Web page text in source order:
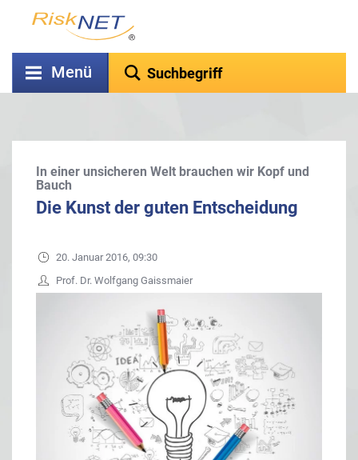
Menü
In einer unsicheren Welt brauchen wir Kopf und
Bauch
Die Kunst der guten Entscheidung
20. Januar 2016, 09:30
Prof. Dr. Wolfgang Gaissmaier